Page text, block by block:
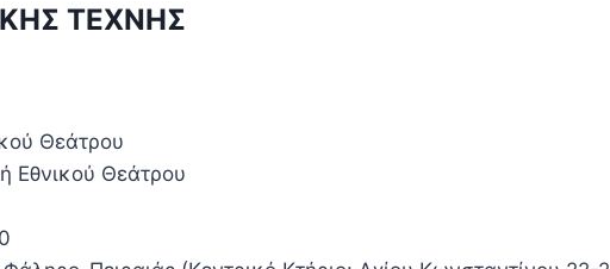
ΤΕΧΝΗΣ
Θεάτρου
Εθνικού Θεάτρου